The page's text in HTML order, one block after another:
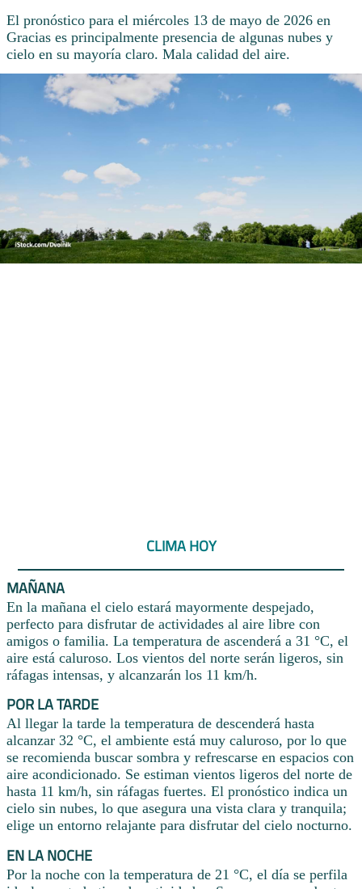
El pronóstico para el miércoles 13 de mayo de 2026 en
Gracias es principalmente presencia de algunas nubes y
cielo en su mayoría claro. Mala calidad del aire.
CLIMA HOY
MAÑANA
En la mañana el cielo estará mayormente despejado,
perfecto para disfrutar de actividades al aire libre con
amigos o familia. La temperatura de ascenderá a 31 °C, el
aire está caluroso. Los vientos del norte serán ligeros, sin
ráfagas intensas, y alcanzarán los 11 km/h.
POR LA TARDE
Al llegar la tarde la temperatura de descenderá hasta
alcanzar 32 °C, el ambiente está muy caluroso, por lo que
se recomienda buscar sombra y refrescarse en espacios con
aire acondicionado. Se estiman vientos ligeros del norte de
hasta 11 km/h, sin ráfagas fuertes. El pronóstico indica un
cielo sin nubes, lo que asegura una vista clara y tranquila;
elige un entorno relajante para disfrutar del cielo nocturno.
EN LA NOCHE
Por la noche con la temperatura de 21 °C, el día se perfila